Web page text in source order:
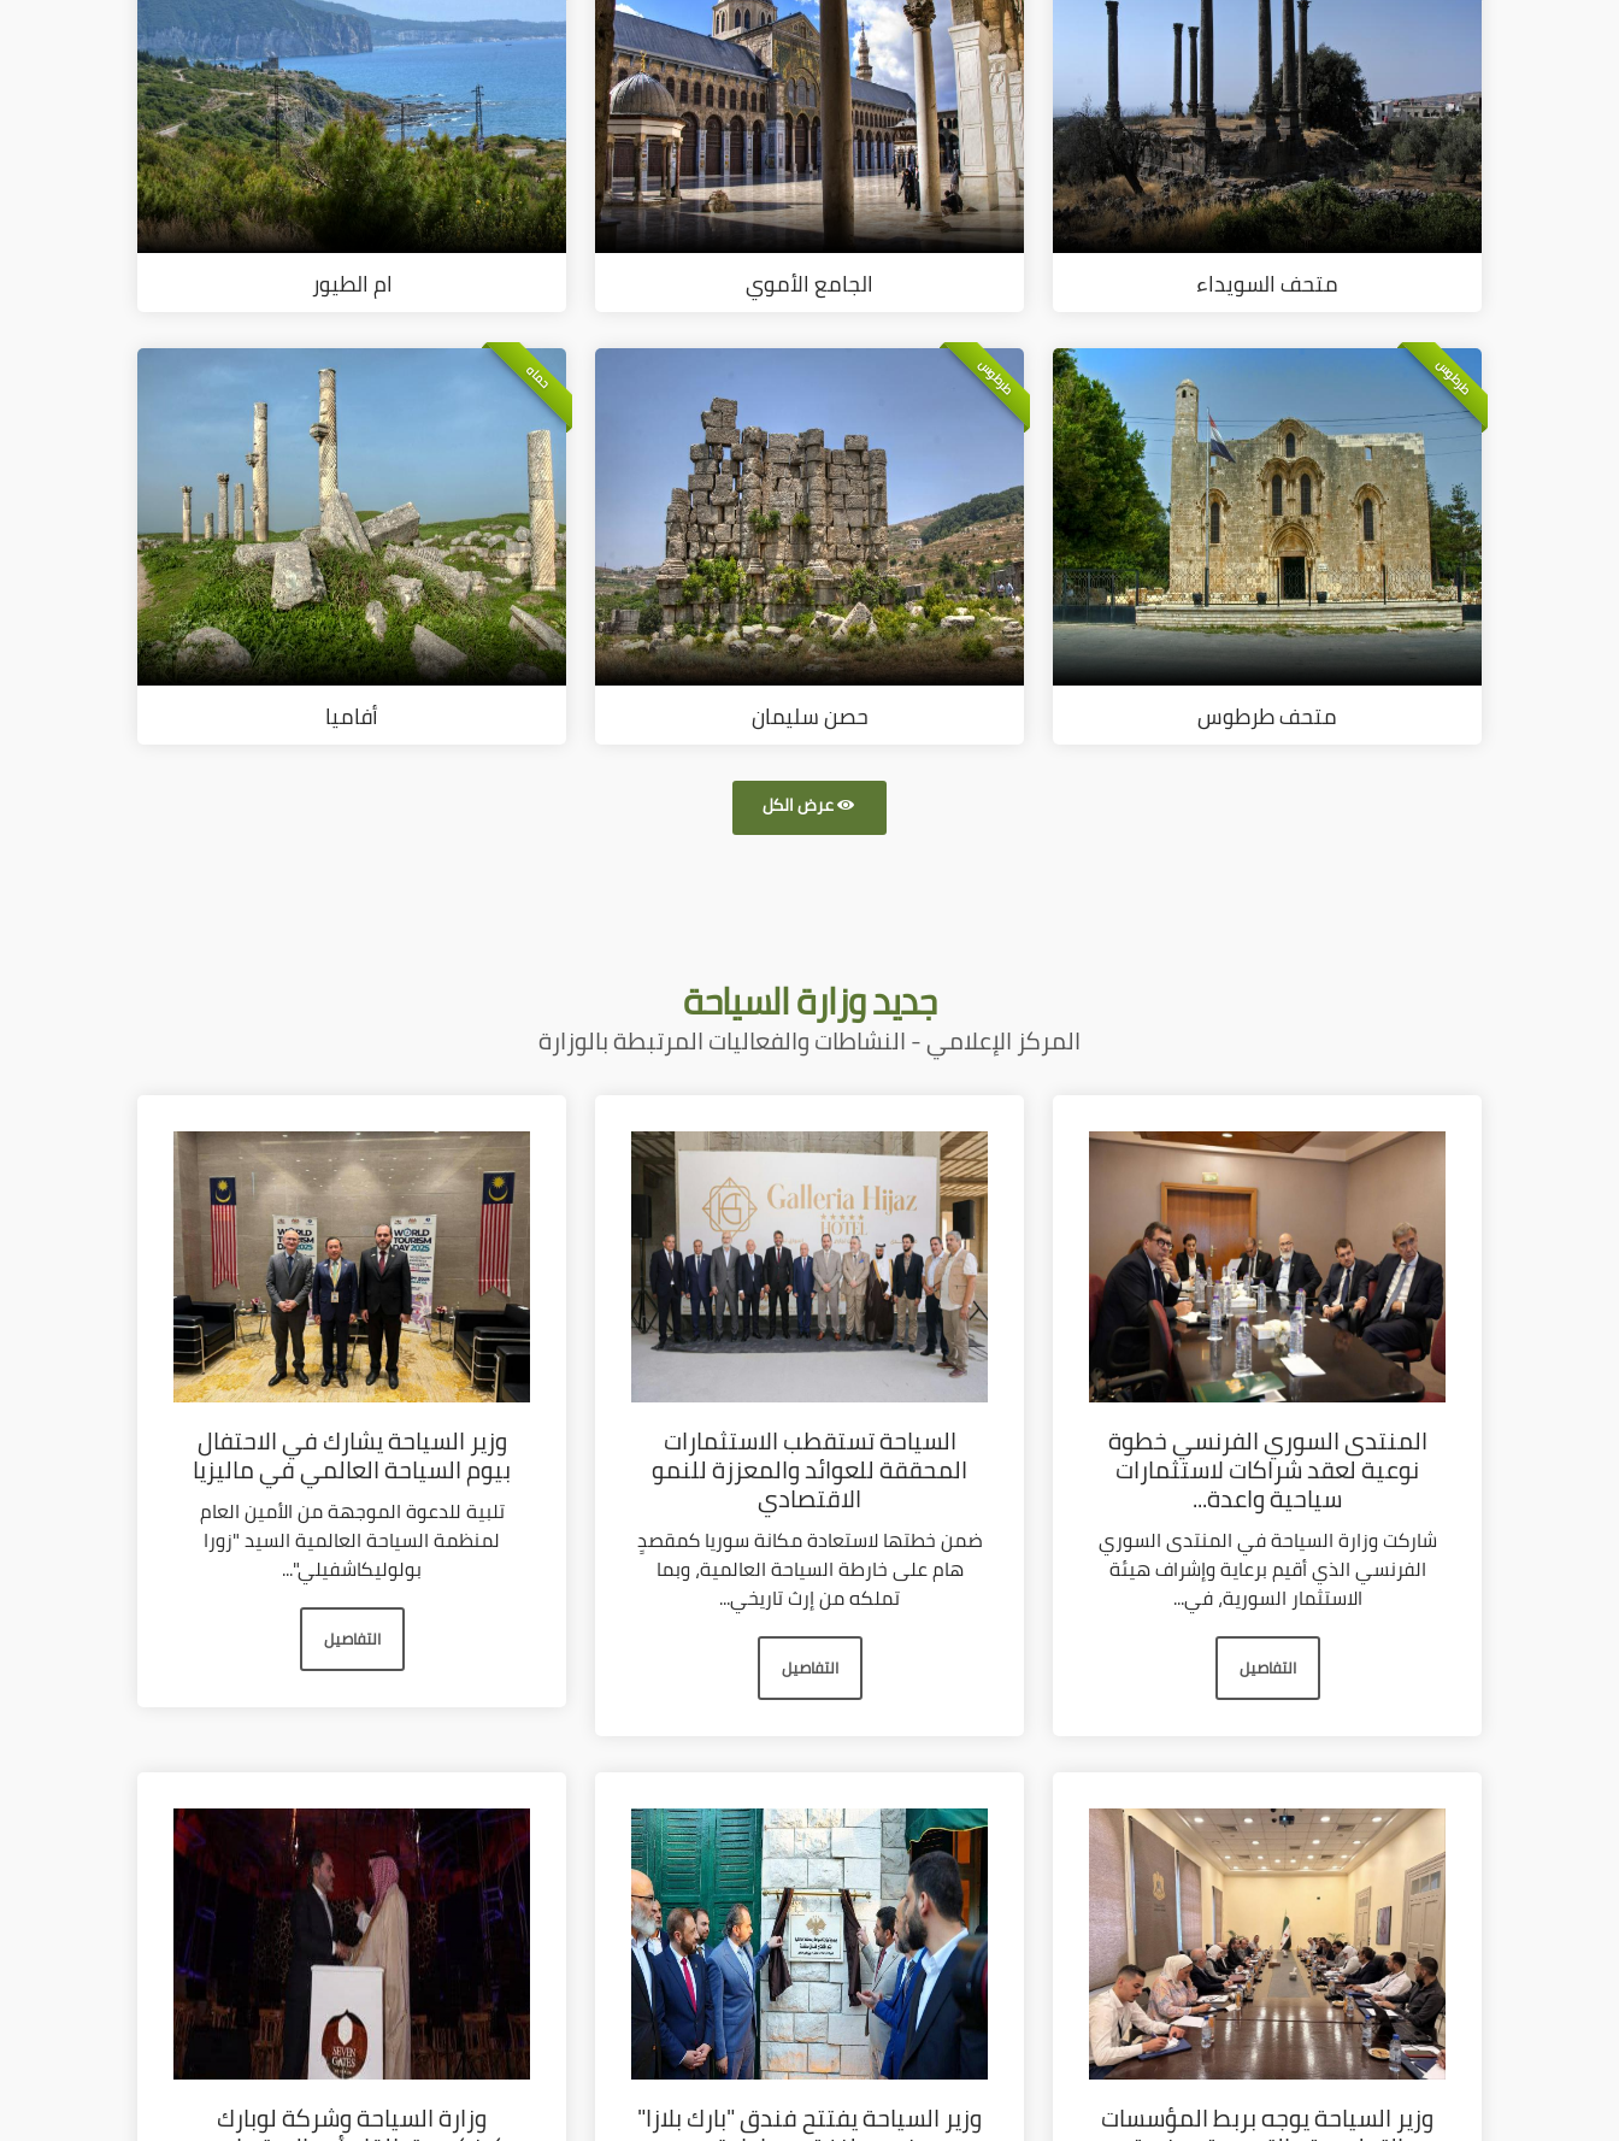
متحف السويداء الجامع الأموي ام الطيور
طرطوس
متحف طرطوس
طرطوس
حصن سليمان
حماه
أفاميا
عرض الكل
جديدوزارة السياحة
المركز الإعلامي - النشاطات والفعاليات المرتبطة بالوزارة
المنتدى السوري الفرنسي خطوة
نوعية لعقد شراكات لاستثمارات
سياحية واعدة...
شاركت وزارة السياحة في المنتدى السوري
الفرنسي الذي أقيم برعاية وإشراف هيئة
الاستثمار السورية، في...
التفاصيل
السياحة تستقطب الاستثمارات
المحققة للعوائد والمعززة للنمو
الاقتصادي
ضمن خطتها لاستعادة مكانة سوريا كمقصدٍ
هام على خارطة السياحة العالمية، وبما
تملكه من إرث تاريخي...
التفاصيل
وزير السياحة يشارك في الاحتفال
بيوم السياحة العالمي في ماليزيا
تلبية للدعوة الموجهة من الأمين العام
لمنظمة السياحة العالمية السيد "زورا
بولوليكاشفيلي"...
التفاصيل
وزير السياحة يوجه بربط المؤسسات وزير السياحة يفتتح فندق "بارك بلازا" وزارة السياحة وشركة لوبارك